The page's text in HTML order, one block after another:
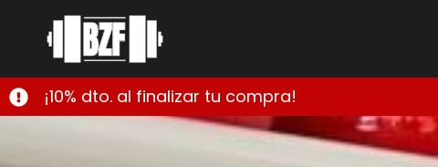
¡10% dto. al finalizar tu compra!